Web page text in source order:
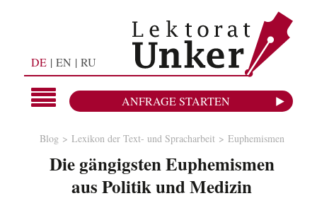
DE EN RU
ANFRAGE STARTEN
Blog Lexikon der Text- und Spracharbeit Euphemismen
Die gängigsten Euphemismen
aus Politik und Medizin